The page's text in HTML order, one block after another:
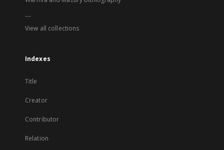
...
View all collections
Indexes
Title
Creator
Contributor
Relation